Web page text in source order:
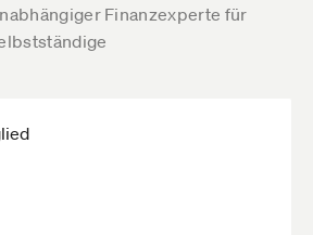
Finanzexperte für